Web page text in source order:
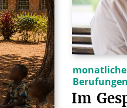
Berufungen
Im